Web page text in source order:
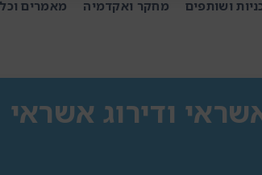
ושותפים מחקר ואקדמיה מאמרים
ודירוג אשראי